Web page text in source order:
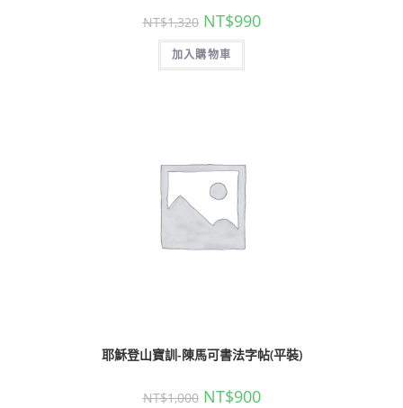
NT$1,320 NT$990
加入購物車
耶穌登山寶訓-陳馬可書法字帖(平裝)
NT$1,000 NT$900